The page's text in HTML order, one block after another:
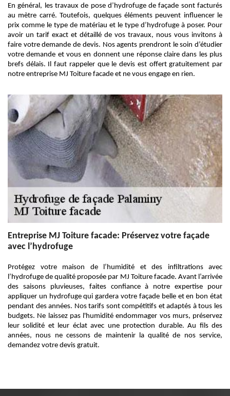
En général, les travaux de pose d’hydrofuge de façade sont facturés
au mètre carré. Toutefois, quelques éléments peuvent influencer le
prix comme le type de matériau et le type d’hydrofuge à poser. Pour
avoir un tarif exact et détaillé de vos travaux, nous vous invitons à
faire votre demande de devis. Nos agents prendront le soin d’étudier
votre demande et vous en donnent une réponse claire dans les plus
brefs délais. Il faut rappeler que le devis est offert gratuitement par
notre entreprise MJ Toiture facade et ne vous engage en rien.
Entreprise MJ Toiture facade: Préservez votre façade
avec l’hydrofuge
Protégez votre maison de l’humidité et des infiltrations avec
l’hydrofuge de qualité proposée par MJ Toiture facade. Avant l’arrivée
des saisons pluvieuses, faites confiance à notre expertise pour
appliquer un hydrofuge qui gardera votre façade belle et en bon état
pendant des années. Nos tarifs sont compétitifs et adaptés à tous les
budgets. Ne laissez pas l'humidité endommager vos murs, préservez
leur solidité et leur éclat avec une protection durable. Au fils des
années, nous ne cessons de maintenir la qualité de nos service,
demandez votre devis gratuit.